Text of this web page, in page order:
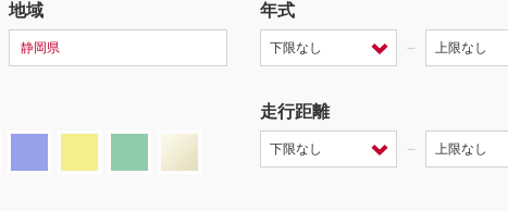
地域
静岡県
年式
－
走行距離
－